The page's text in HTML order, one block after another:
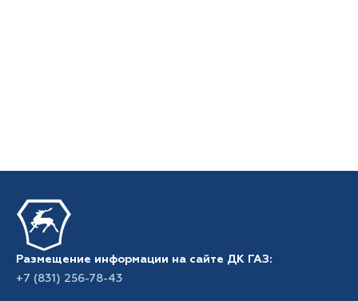
Размещение информации на сайте ДК ГАЗ:
+7 (831) 256-78-43